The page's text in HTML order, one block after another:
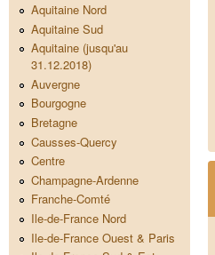
Aquitaine Nord
Aquitaine Sud
Aquitaine (jusqu'au
31.12.2018)
Auvergne
Bourgogne
Bretagne
Causses-Quercy
Centre
Champagne-Ardenne
Franche-Comté
Ile-de-France Nord
Ile-de-France Ouest & Paris